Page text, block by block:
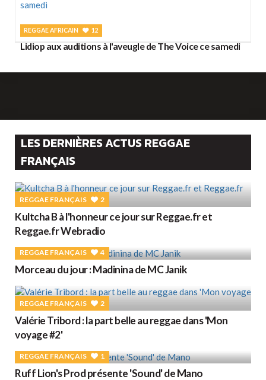
REGGAE AFRICAIN 12
Lidiop aux auditions à l'aveugle de The Voice ce samedi
LES DERNIÈRES ACTUS REGGAE
FRANÇAIS
REGGAE FRANÇAIS 2
Kultcha B à l'honneur ce jour sur Reggae.fr et
Reggae.fr Webradio
REGGAE FRANÇAIS 4
Morceau du jour : Madinina de MC Janik
REGGAE FRANÇAIS 2
Valérie Tribord : la part belle au reggae dans 'Mon
voyage #2'
REGGAE FRANÇAIS 1
Ruff Lion's Prod présente 'Sound' de Mano